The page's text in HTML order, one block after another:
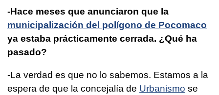
-Hace meses que anunciaron que la
municipalización del polígono de Pocomaco
ya estaba prácticamente cerrada. ¿Qué ha
pasado?
-La verdad es que no lo sabemos. Estamos a la
espera de que la concejalía de Urbanismo se